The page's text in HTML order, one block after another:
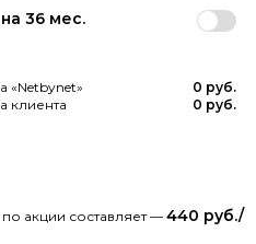
36 мес.
«Netbynet»
0 руб.
клиента
0 руб.
акции составляет — 440 руб./